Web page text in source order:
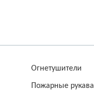
Огнетушители
Пожарные рукава